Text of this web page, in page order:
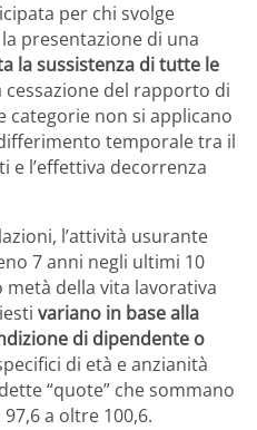
per chi svolge
presentazione di una
la sussistenza di tutte le
cessazione del rapporto di
categorie non si applicano
temporale tra il
e l’effettiva decorrenza
l’attività usurante
7 anni negli ultimi 10
della vita lavorativa
variano in base alla
di dipendente o
di età e anzianità
“quote” che sommano
a oltre 100,6.